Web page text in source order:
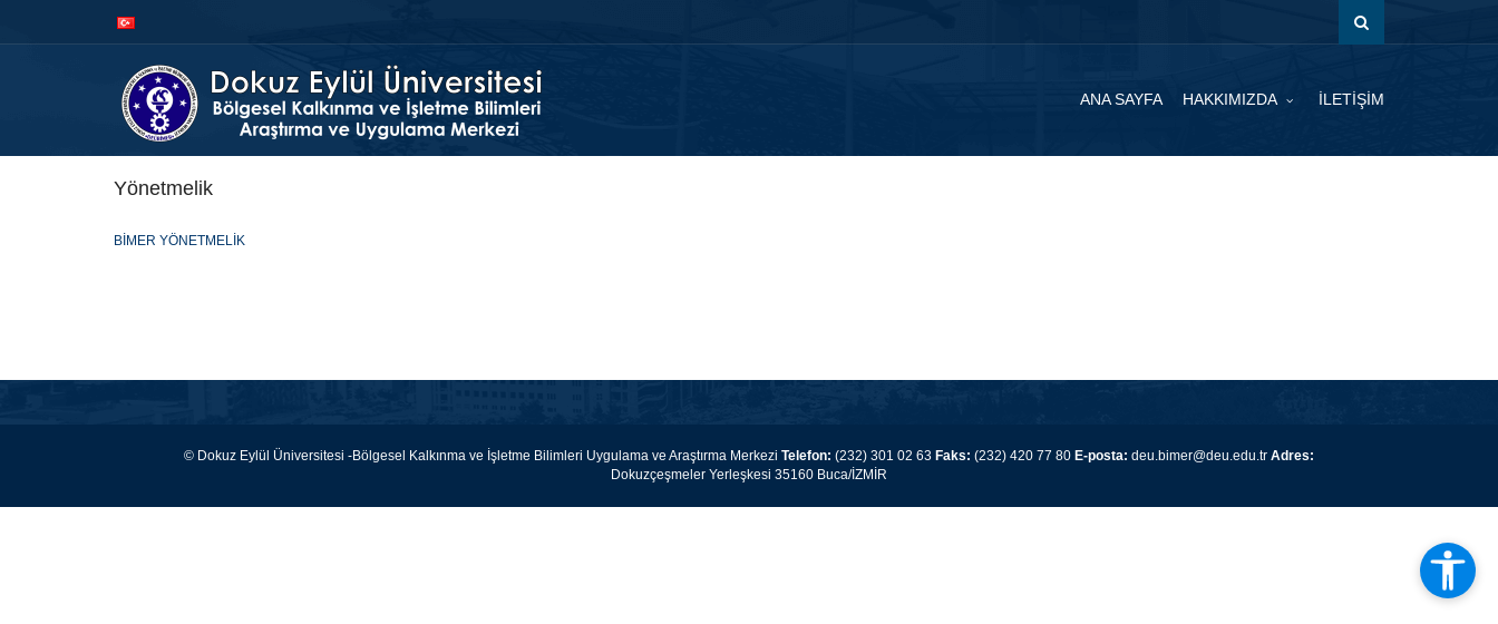
ANA SAYFA HAKKIMIZDA İLETİŞİM
Yönetmelik
BİMER YÖNETMELİK
© Dokuz Eylül Üniversitesi -Bölgesel Kalkınma ve İşletme Bilimleri Uygulama ve Araştırma Merkezi Telefon: (232) 301 02 63 Faks: (232) 420 77 80 E-posta: deu.bimer@deu.edu.tr Adres:
Dokuzçeşmeler Yerleşkesi 35160 Buca/İZMİR